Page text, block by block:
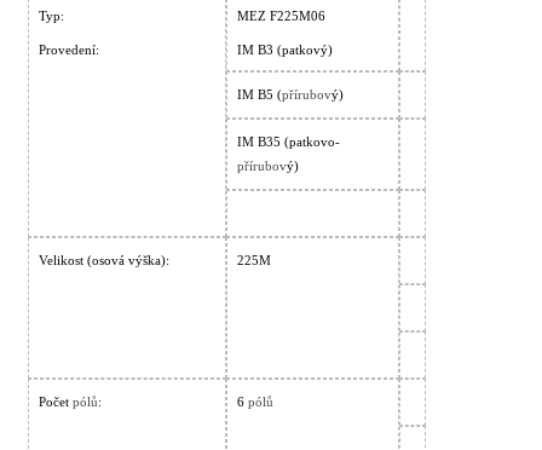
Typ:
Provedení:
MEZ F225M06
IM B3 (patkový)
IM B5 (přírubový)
IM B35 (patkovo-
přírubový)
Velikost (osová výška): 225M
Početpólů: 6pólů